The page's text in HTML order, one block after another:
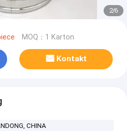
2/6
MOQ：1 Karton
Kontakt
CHINA